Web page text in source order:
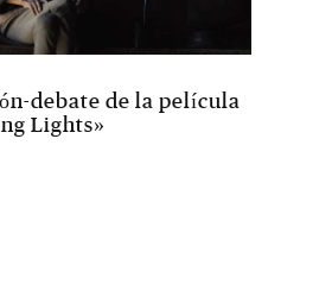
debate de la película
Lights»